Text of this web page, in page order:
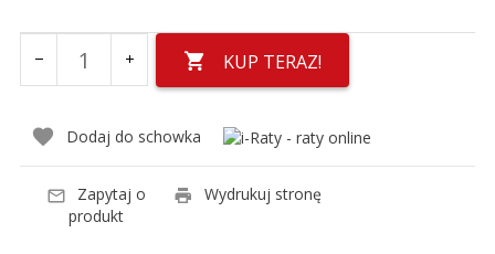
KUP TERAZ!
Dodaj do schowka
Zapytaj o
produkt
Wydrukuj stronę